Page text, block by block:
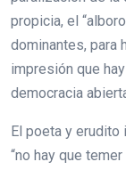
propicia, el
dominantes, para
impresión que
democracia
El poeta y erudito
“no hay que